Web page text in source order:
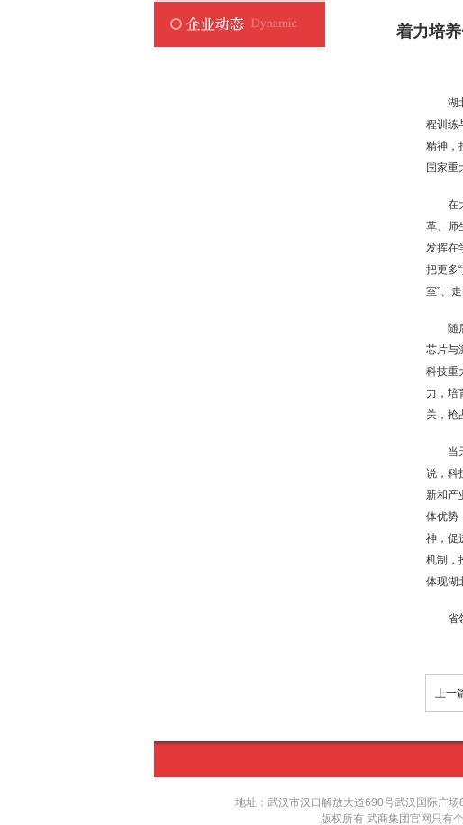
着力培
湖
程训练
精神，
国家重
在
革、师
发挥在
把更多
室”、走
随
芯片与
科技重
力，培
关，抢
当
说，科
新和产
体优势
神，促
机制，
体现湖
省
地址：武汉市汉口解放大道690号武汉国际
版权所有 武商集团官网只有